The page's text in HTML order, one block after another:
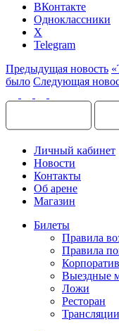
ВКонтакте
Одноклассники
X
Telegram
Предыдущая новость
было Следующая
Личный кабинет
Новости
Контакты
Об арене
Магазин
Билеты
Правила
Правила
Выездные
Ложи
Ресторан